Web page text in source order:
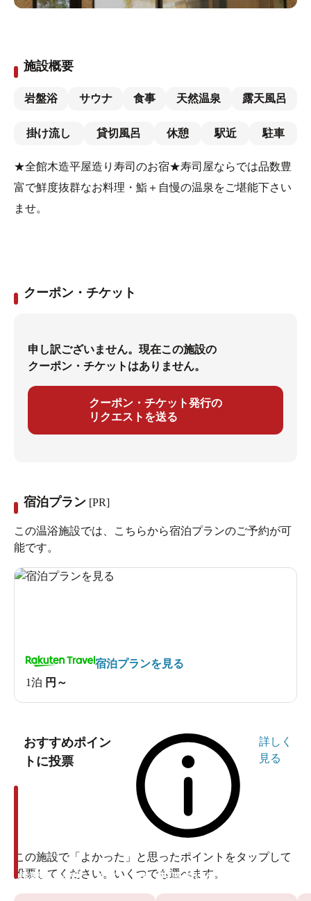
施設概要
岩盤浴 サウナ 食事 天然温泉 露天風呂
掛け流し 貸切風呂 休憩 駅近 駐車
★全館木造平屋造り寿司のお宿★寿司屋ならでは品数豊
富で鮮度抜群なお料理・鮨＋自慢の温泉をご堪能下さい
ませ。
クーポン・チケット
申し訳ございません。現在この施設の
クーポン・チケットはありません。
クーポン・チケット発行の
リクエストを送る
宿泊プラン [PR]
この温浴施設では、こちらから宿泊プランのご予約が可
能です。
1泊 円～
宿泊プランを見る
おすすめポイン
トに投票
詳しく
見る
この施設で「よかった」と思ったポイントをタップして
投票してください。いくつでも選べます。
投票ありがとうございます 投票ありがとうございます